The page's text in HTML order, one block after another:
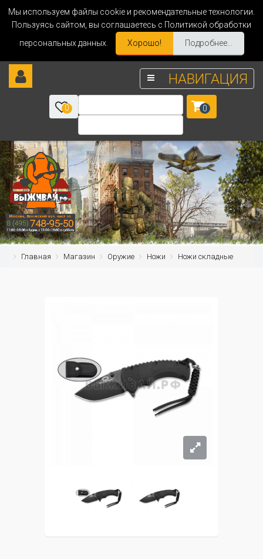
Мы используем файлы cookie и рекомендательные технологии.
Пользуясь сайтом, вы соглашаетесь с Политикой обработки
персональных данных.
Хорошо! Подробнее...
НАВИГАЦИЯ
0 0
Главная Магазин Оружие Ножи Ножи складные